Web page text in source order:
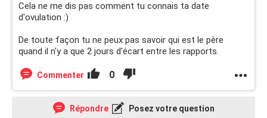
Cela ne me dis pas comment tu connais ta date
d'ovulation :)
De toute façon tu ne peux pas savoir qui est le père
quand il n'y a que 2 jours d'écart entre les rapports.
Commenter 0
Répondre Posez votre question